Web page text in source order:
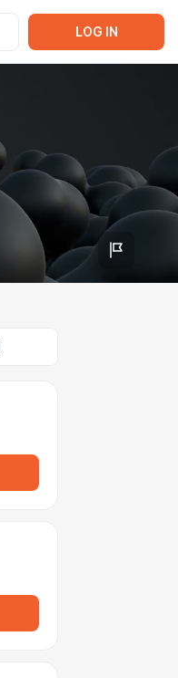
LOG IN